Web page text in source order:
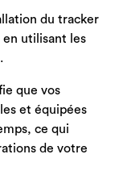
du tracker
en utilisant les
que vos
et équipées
ce qui
de votre